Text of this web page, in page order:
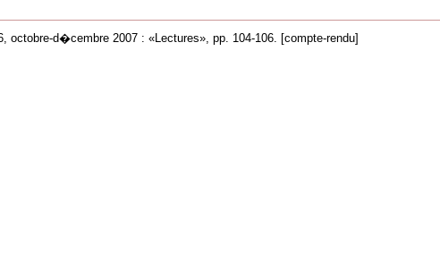
octobre-d�cembre 2007 : «Lectures», pp. 104-106. [compte-rendu]